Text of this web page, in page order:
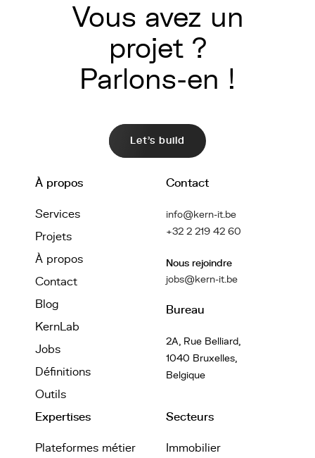
Vous avez un
projet ?
Parlons-en !
Let's build
À propos
Services
Projets
À propos
Contact
Blog
KernLab
Jobs
Définitions
Outils
Contact
info@kern-it.be
+32 2 219 42 60
Nous rejoindre
jobs@kern-it.be
Bureau
2A, Rue Belliard,
1040 Bruxelles,
Belgique
Expertises
Plateformes métier
Secteurs
Immobilier